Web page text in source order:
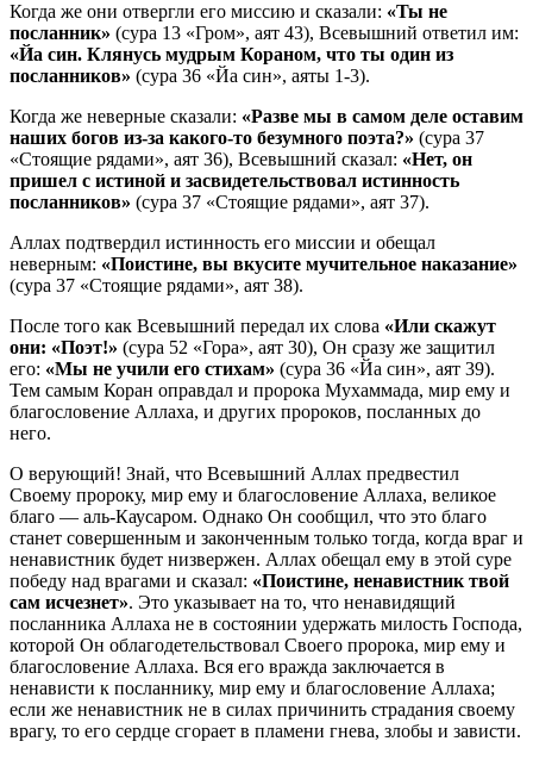
Когда же они отвергли его миссию и сказали: «Ты не
посланник» (сура 13 «Гром», аят 43), Всевышний ответил им:
«Йа син. Клянусь мудрым Кораном, что ты один из
посланников» (сура 36 «Йа син», аяты 1-3).
Когда же неверные сказали: «Разве мы в самом деле оставим
наших богов из-за какого-то безумного поэта?» (сура 37
«Стоящие рядами», аят 36), Всевышний сказал: «Нет, он
пришел с истиной и засвидетельствовал истинность
посланников» (сура 37 «Стоящие рядами», аят 37).
Аллах подтвердил истинность его миссии и обещал
неверным: «Поистине, вы вкусите мучительное наказание»
(сура 37 «Стоящие рядами», аят 38).
После того как Всевышний передал их слова «Или скажут
они: «Поэт!» (сура 52 «Гора», аят 30), Он сразу же защитил
его: «Мы не учили его стихам» (сура 36 «Йа син», аят 39).
Тем самым Коран оправдал и пророка Мухаммада, мир ему и
благословение Аллаха, и других пророков, посланных до
него.
О верующий! Знай, что Всевышний Аллах предвестил
Своему пророку, мир ему и благословение Аллаха, великое
благо — аль-Каусаром. Однако Он сообщил, что это благо
станет совершенным и законченным только тогда, когда враг и
ненавистник будет низвержен. Аллах обещал ему в этой суре
победу над врагами и сказал: «Поистине, ненавистник твой
сам исчезнет». Это указывает на то, что ненавидящий
посланника Аллаха не в состоянии удержать милость Господа,
которой Он облагодетельствовал Своего пророка, мир ему и
благословение Аллаха. Вся его вражда заключается в
ненависти к посланнику, мир ему и благословение Аллаха;
если же ненавистник не в силах причинить страдания своему
врагу, то его сердце сгорает в пламени гнева, злобы и зависти.